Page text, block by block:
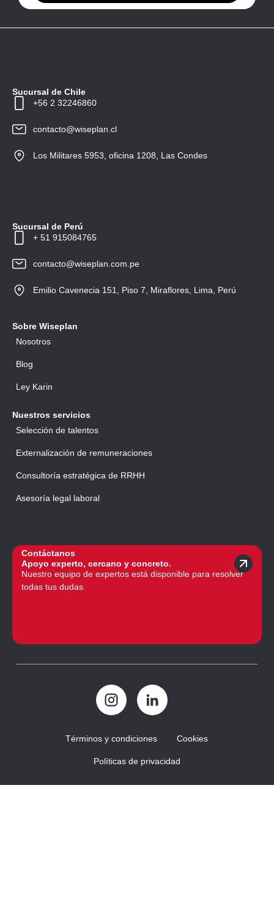
+56 2 32246860
contacto@wiseplan.cl
Los Militares 5953, oficina 1208, Las Condes
Sucursal de Chile
+ 51 915084765
contacto@wiseplan.com.pe
Emilio Cavenecia 151, Piso 7, Miraflores, Lima, Perú
Sucursal de Perú
Sobre Wiseplan
Nosotros
Blog
Ley Karin
Nuestros servicios
Selección de talentos
Externalización de remuneraciones
Consultoría estratégica de RRHH
Asesoría legal laboral
Contáctanos
Apoyo experto, cercano y concreto.
Nuestro equipo de expertos está disponible para resolver
todas tus dudas.
Términos y condiciones Cookies
Políticas de privacidad